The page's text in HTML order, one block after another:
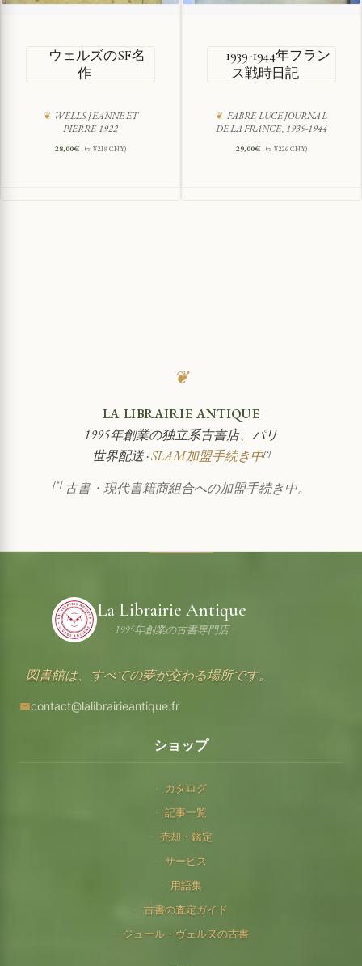
ウェルズのSF名
作
WELLS JEANNE ET
PIERRE 1922
28,00€ (≈ ¥218 CNY)
1939-1944年フラン
ス戦時日記
FABRE-LUCE JOURNAL
DE LA FRANCE, 1939-1944
29,00€ (≈ ¥226 CNY)
❦
LA LIBRAIRIE ANTIQUE
1995年創業の独立系古書店、パリ
世界配送 ·SLAM加盟手続き中[*]
[*]古書・現代書籍商組合への加盟手続き中。
La Librairie Antique
1995年創業の古書専門店
図書館は、すべての夢が交わる場所です。
contact@lalibrairieantique.fr
ショップ
カタログ
記事一覧
売却・鑑定
サービス
用語集
古書の査定ガイド
ジュール・ヴェルヌの古書